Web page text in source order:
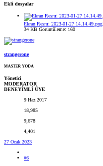
Ekli dosyalar
Ekran Resmi 2023-01-27 14.14.49.png
34 KB Görüntüleme: 160
strangerone
MASTER YODA
Yönetici
MODERATOR
DENEYİMLİ ÜYE
9 Haz 2017
18,985
9,678
4,401
27 Ocak 2023
#6